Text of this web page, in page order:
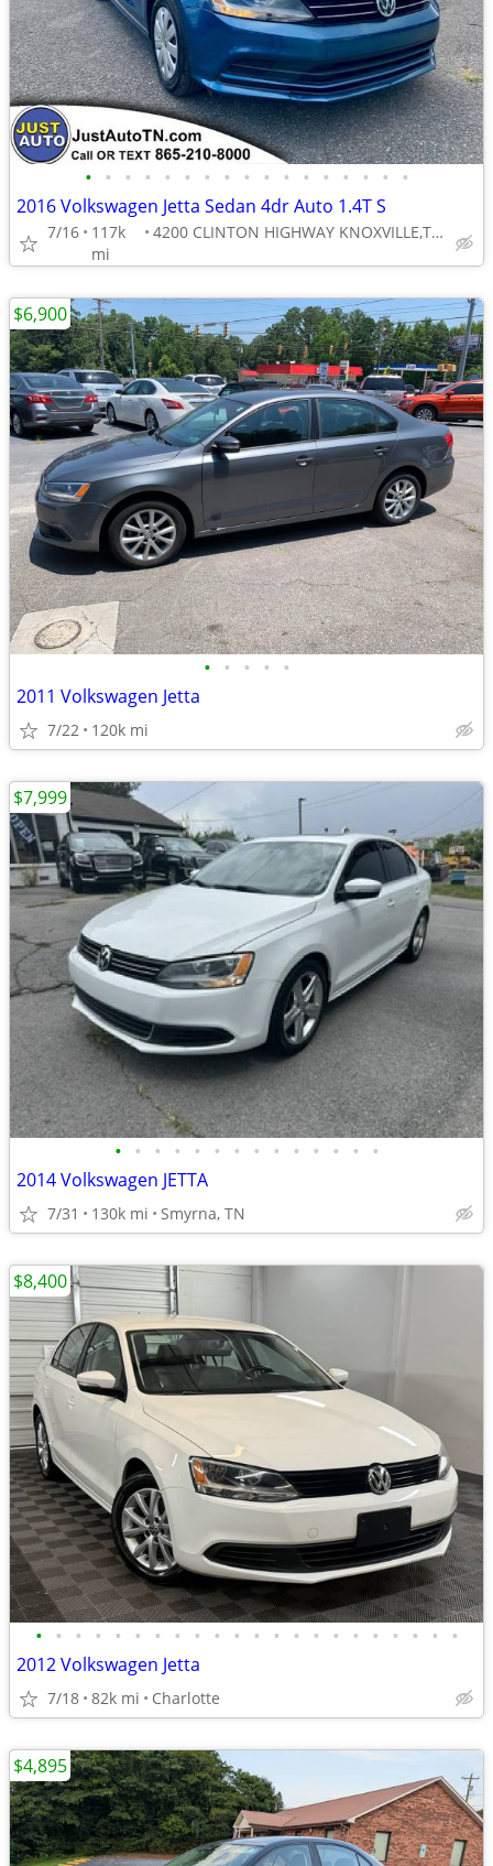
• • • • • • • • • • • • • • • • •
2016 Volkswagen Jetta Sedan 4dr Auto 1.4T S
7/16
117k
mi
4200 CLINTON HIGHWAY KNOXVILLE,TN 37912
• • • • •
2011 Volkswagen Jetta
7/22 120k mi
$6,900
• • • • • • • • • • • • • •
2014 Volkswagen JETTA
7/31 130k mi Smyrna, TN
$7,999
• • • • • • • • • • • • • • • • • • • • • •
2012 Volkswagen Jetta
7/18 82k mi Charlotte
$8,400
$4,895